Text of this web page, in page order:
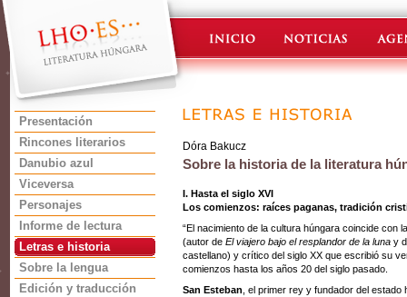
Presentación
Rincones literarios
Danubio azul
Viceversa
Personajes
Informe de lectura
Letras e historia
Sobre la lengua
Edición y traducción
Dóra Bakucz
Sobre la historia de la literatura
I. Hasta el siglo XVI
Los comienzos: raíces paganas, tradición
“El nacimiento de la cultura húngara coincide con
(autor de El viajero bajo el resplandor de la luna y
castellano) y crítico del siglo XX que escribió su
comienzos hasta los años 20 del siglo pasado.
San Esteban , el primer rey y fundador del